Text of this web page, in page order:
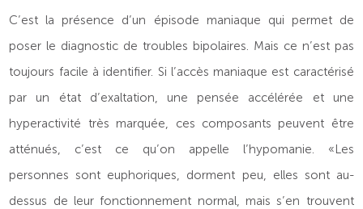
C’est la présence d’un épisode maniaque qui permet de
poser le diagnostic de troubles bipolaires. Mais ce n’est pas
toujours facile à identifier. Si l’accès maniaque est caractérisé
par un état d’exaltation, une pensée accélérée et une
hyperactivité très marquée, ces composants peuvent être
atténués, c’est ce qu’on appelle l’hypomanie. «Les
personnes sont euphoriques, dorment peu, elles sont au-
dessus de leur fonctionnement normal, mais s’en trouvent